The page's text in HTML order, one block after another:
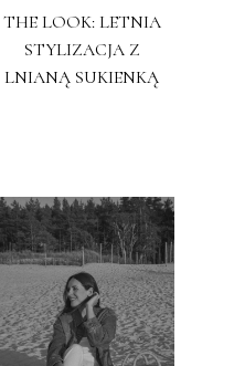
THE LOOK: LETNIA
STYLIZACJA Z
LNIANĄ SUKIENKĄ